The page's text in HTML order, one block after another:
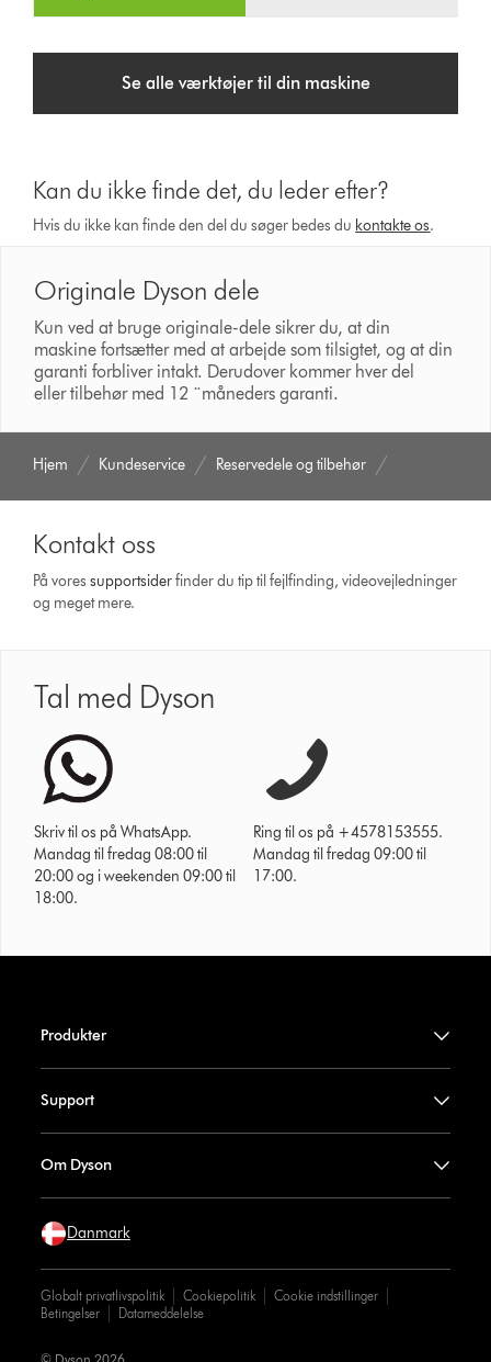
Se alle værktøjer til din maskine
Kan du ikke finde det, du leder efter?
Hvis du ikke kan finde den del du søger bedes du kontakte os.
Originale Dyson dele
Kun ved at bruge originale-dele sikrer du, at din
maskine fortsætter med at arbejde som tilsigtet, og at din
garanti forbliver intakt. Derudover kommer hver del
eller tilbehør med 12 ¨måneders garanti.
Hjem Kundeservice Reservedele og tilbehør
Kontakt oss
På voressupport­siderfinder du tip til fejlfinding, video­vejledninger
og meget mere.
Tal med Dyson
Skriv til os på WhatsApp.
Mandag til fredag 08:00 til
20:00 og i weekenden 09:00 til
18:00.
Ring til os på +4578153555.
Mandag til fredag 09:00 til
17:00.
Produkter
Support
Om Dyson
Danmark
Globalt privatlivspolitik Cookiepolitik
Cookie indstillinger
Betingelser
Datameddelelse